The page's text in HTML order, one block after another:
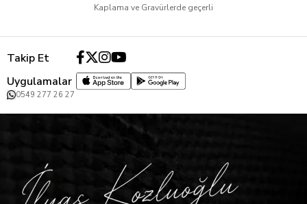
Kaplama ve Gravürlerde geçerli
Takip Et
Uygulamalar
0549 277 26 27